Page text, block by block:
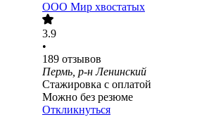
ООО Мир хвостатых
3.9
•
189 отзывов
Пермь, р-н Ленинский
Стажировка с оплатой
Можно без резюме
Откликнуться